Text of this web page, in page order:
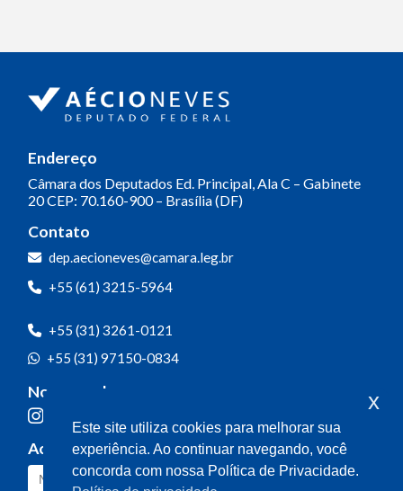
Endereço
Câmara dos Deputados Ed. Principal, Ala C – Gabinete
20CEP: 70.160-900 – Brasília (DF)
Contato
dep.aecioneves@camara.leg.br
+55 (61) 3215-5964
+55 (31) 3261-0121
+55 (31) 97150-0834
Nossas redes
Acompanhe o meu mandato
Este site utiliza cookies para melhorar sua
experiência. Ao continuar navegando, você
concorda com nossa Política de Privacidade.
x